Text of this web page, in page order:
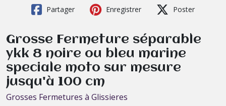
Partager Enregistrer Poster
Grosse Fermeture séparable
ykk 8 noire ou bleu marine
speciale moto sur mesure
jusqu'à 100 cm
Grosses Fermetures à Glissieres